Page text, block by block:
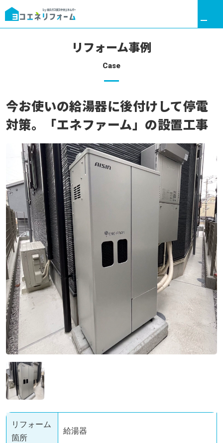
ヨコエネと叶える理想の暮らし
リフォームメニュー
リフォーム事例
ここだけリフォーム
リフォームの流れ
アフターサポート
店舗一覧
よくあるご質問
コーポレートサイト
お問い合わせ
リフォーム事例
Case
今お使いの給湯器に後付けして停電
対策。「エネファーム」の設置工事
リフォーム
箇所
給湯器